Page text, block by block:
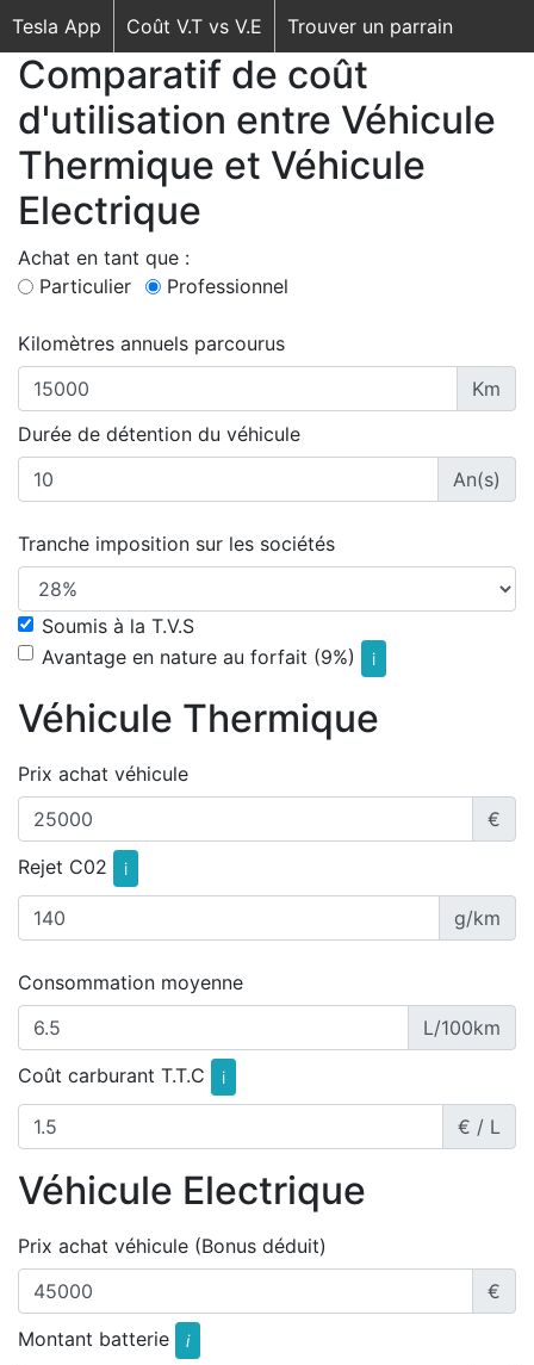
Tesla App Coût V.T vs V.E Trouver un parrain
Comparatif de coût
d'utilisation entre Véhicule
Thermique et Véhicule
Electrique
Achat en tant que :
Particulier
Professionnel
Kilomètres annuels parcourus
Km
Durée de détention du véhicule
An(s)
Tranche imposition sur les sociétés
Soumis à la T.V.S
Avantage en nature au forfait (9%)
i
Véhicule Thermique
Prix achat véhicule
€
Rejet C02
i
g/km
Consommation moyenne
L/100km
Coût carburant T.T.C
i
€ / L
Véhicule Electrique
Prix achat véhicule (Bonus déduit)
€
Montant batterie
i